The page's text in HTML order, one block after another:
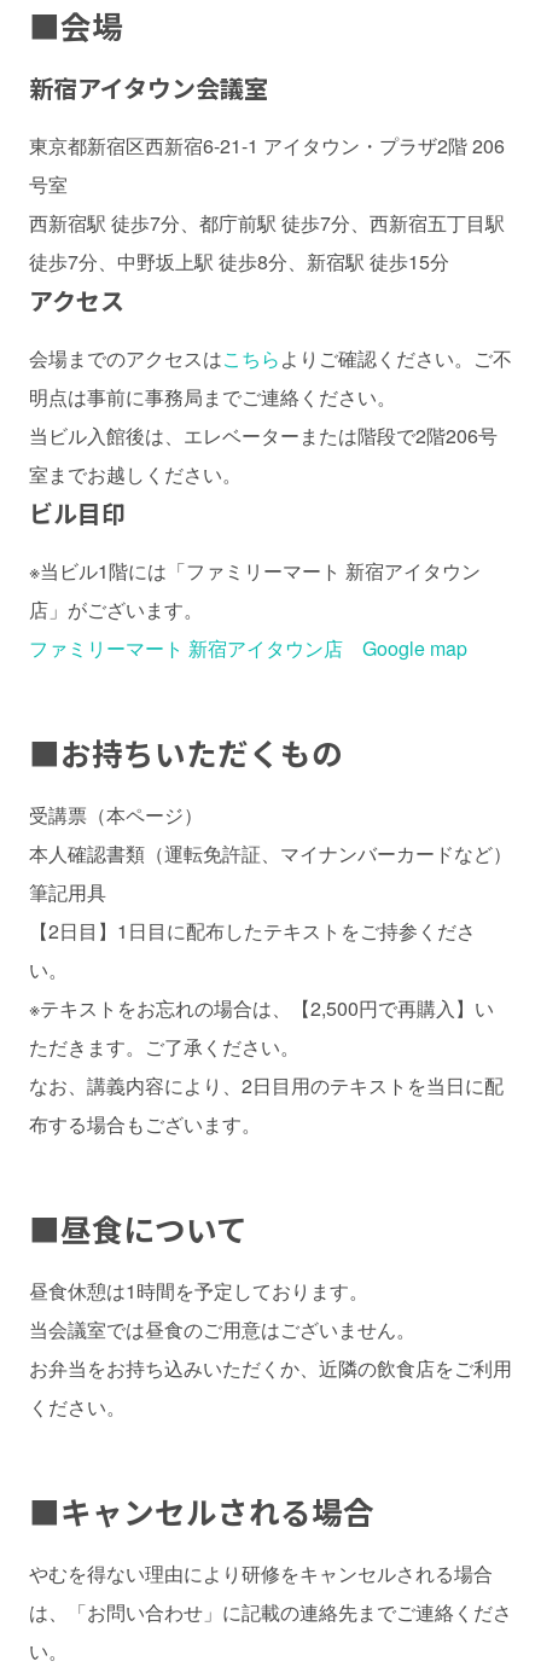
■会場
新宿アイタウン会議室
東京都新宿区西新宿6-21-1 アイタウン・プラザ2階 206
号室
西新宿駅 徒歩7分、都庁前駅 徒歩7分、西新宿五丁目駅
徒歩7分、中野坂上駅 徒歩8分、新宿駅 徒歩15分
アクセス
会場までのアクセスはこちらよりご確認ください。ご不
明点は事前に事務局までご連絡ください。
当ビル入館後は、エレベーターまたは階段で2階206号
室までお越しください。
ビル目印
※当ビル1階には「ファミリーマート 新宿アイタウン
店」がございます。
ファミリーマート 新宿アイタウン店 Google map
■お持ちいただくもの
受講票（本ページ）
本人確認書類（運転免許証、マイナンバーカードなど）
筆記用具
【2日目】1日目に配布したテキストをご持参くださ
い。
※テキストをお忘れの場合は、【2,500円で再購入】い
ただきます。ご了承ください。
なお、講義内容により、2日目用のテキストを当日に配
布する場合もございます。
■昼食について
昼食休憩は1時間を予定しております。
当会議室では昼食のご用意はございません。
お弁当をお持ち込みいただくか、近隣の飲食店をご利用
ください。
■キャンセルされる場合
やむを得ない理由により研修をキャンセルされる場合
は、「お問い合わせ」に記載の連絡先までご連絡くださ
い。